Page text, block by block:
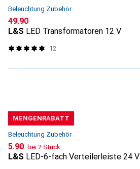
Beleuchtung Zubehör
CHF
49.90
L&S LED Transformatoren 12 V
12
MENGENRABATT
Beleuchtung Zubehör
CHF
5.90 bei 2 Stück
L&S LED-6-fach Verteilerleiste 24 V